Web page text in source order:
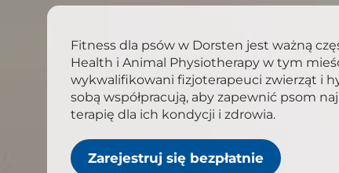
Fitness dla psów w Dorsten jest ważną
Health i Animal Physiotherapy w tym
wykwalifikowani fizjoterapeuci zwierząt i
sobą współpracują, aby zapewnić psom
terapię dla ich kondycji i zdrowia.
Zarejestruj się bezpłatnie